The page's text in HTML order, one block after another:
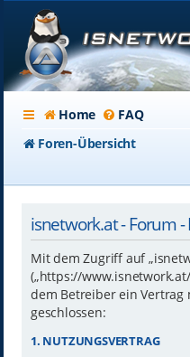
Home FAQ
Foren-Übersicht
isnetwork.at - Forum
Mit dem Zugriff auf
(„https://
dem Betreiber ein Vertrag
geschlossen:
1. NUTZUNGSVERTRAG